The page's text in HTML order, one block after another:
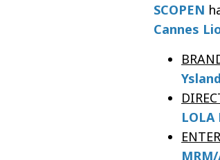
SCOPEN
Cannes